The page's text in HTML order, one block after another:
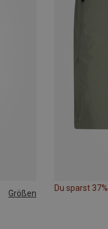
Größen
Du sparst 37%